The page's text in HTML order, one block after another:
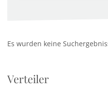
Es wurden keine
Verteiler